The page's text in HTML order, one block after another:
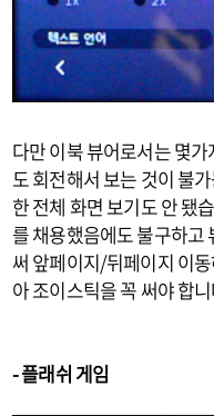
다만 이북 뷰어로서는 몇
도 회전해서 보는 것이 불
한 전체 화면 보기도 안 됐
를 채용했음에도 불구하고
써 앞페이지/뒤페이지 이
아 조이스틱을 꼭 써야 합
- 플래쉬 게임